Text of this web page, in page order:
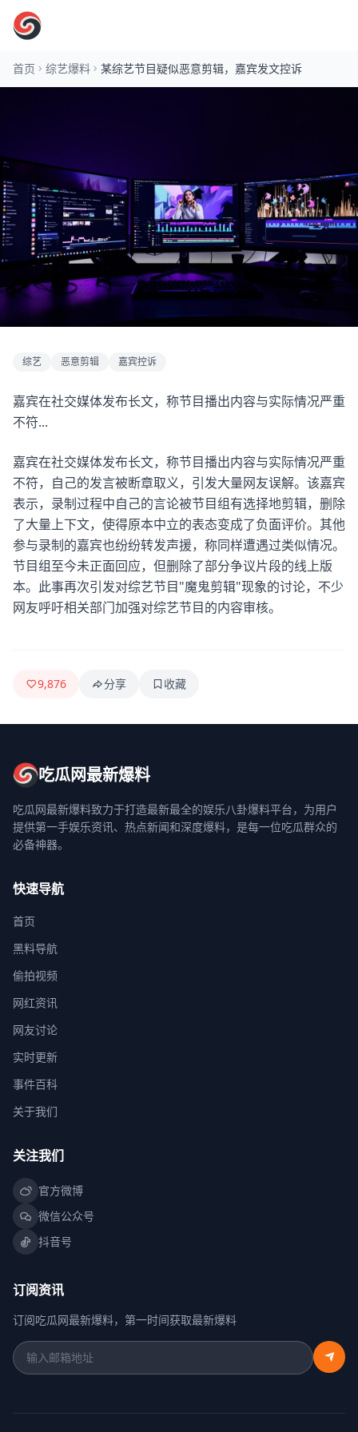
首页 综艺爆料 某综艺节目疑似恶意剪辑，嘉宾发文控诉
某综艺节目疑似恶意剪辑，嘉宾发文控诉
真相挖掘机2026-05-08 09:20 98.8万 1.9万
综艺 恶意剪辑 嘉宾控诉
嘉宾在社交媒体发布长文，称节目播出内容与实际情况严重
不符...
嘉宾在社交媒体发布长文，称节目播出内容与实际情况严重
不符，自己的发言被断章取义，引发大量网友误解。该嘉宾
表示，录制过程中自己的言论被节目组有选择地剪辑，删除
了大量上下文，使得原本中立的表态变成了负面评价。其他
参与录制的嘉宾也纷纷转发声援，称同样遭遇过类似情况。
节目组至今未正面回应，但删除了部分争议片段的线上版
本。此事再次引发对综艺节目"魔鬼剪辑"现象的讨论，不少
网友呼吁相关部门加强对综艺节目的内容审核。
9,876 分享 收藏
新
吃瓜网最新爆料
吃瓜网最新爆料致力于打造最新最全的娱乐八卦爆料平台，为用户
提供第一手娱乐资讯、热点新闻和深度爆料，是每一位吃瓜群众的
必备神器。
快速导航
首页
黑料导航
偷拍视频
网红资讯
网友讨论
实时更新
事件百科
关于我们
关注我们
官方微博
微信公众号
抖音号
订阅资讯
订阅吃瓜网最新爆料，第一时间获取最新爆料